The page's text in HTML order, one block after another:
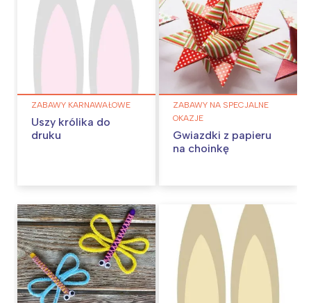
ZABAWY KARNAWAŁOWE
Uszy królika do
druku
ZABAWY NA SPECJALNE
OKAZJE
Gwiazdki z papieru
na choinkę